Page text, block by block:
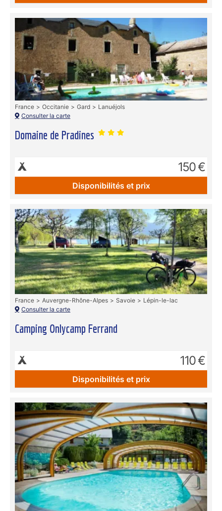
Domaine de Pradines
France Occitanie Gard
Lanuéjols
Consulter la carte
150 €
Disponibilités et prix
Camping Onlycamp Ferrand
France Auvergne-Rhône-Alpes Savoie
Lépin-le-lac
Consulter la carte
110 €
Disponibilités et prix